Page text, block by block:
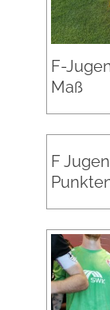
F-
Maß
F